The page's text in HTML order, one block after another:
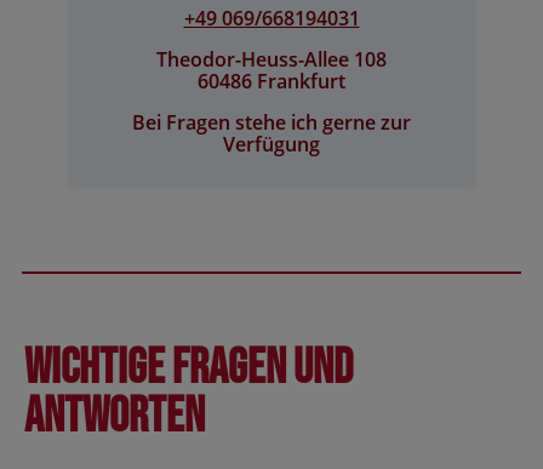
+49 069/668194031
Theodor-Heuss-Allee 108
60486 Frankfurt
Bei Fragen stehe ich gerne zur
Verfügung
Wichtige Fragen und
Antworten